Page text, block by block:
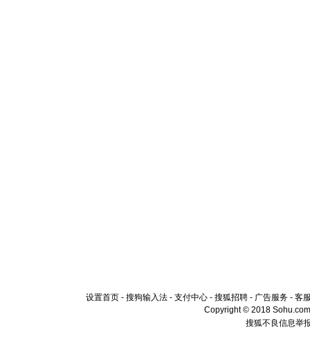
设置首页 - 搜狗输入法 - 支付中心 - 搜狐招聘 - 广告服务 - 客
Copyright © 2018
搜狐不良信息举